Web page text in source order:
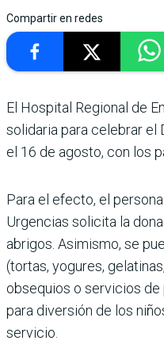
Compartir en redes
El Hospital Regional de
solidaria para celebrar el
el 16 de agosto, con los
Para el efecto, el
Urgencias solicita la
abrigos. Asimismo, se
(tortas, yogures,
obsequios o servicios
para diversión de los
servicio.